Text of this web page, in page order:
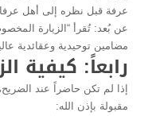
عرفة قبل نظره إلى أهل
عن بُعد: تُقرأ “الزيارة
مضامين توحيدية وعقائدية
رابعاً: كيفية
إذا لم تكن حاضراً عند
مقبولة بإذن الله: